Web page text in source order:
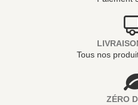
Tous nos
ZÉRO